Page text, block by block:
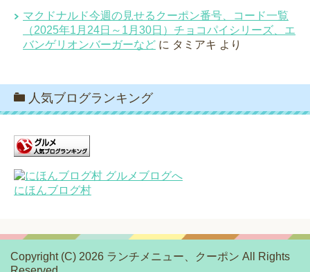
マクドナルド今週の見せるクーポン番号、コード一覧
（2025年1月24日～1月30日）チョコパイシリーズ、エ
バンゲリオンバーガーなど に タミアキ より
人気ブログランキング
にほんブログ村
Copyright (C) 2026 ランチメニュー、クーポン All Rights